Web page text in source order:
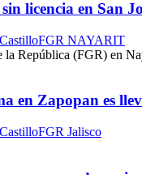
licencia en San
FGR NAYARIT
la República (FGR) en
en Zapopan es
FGR Jalisco